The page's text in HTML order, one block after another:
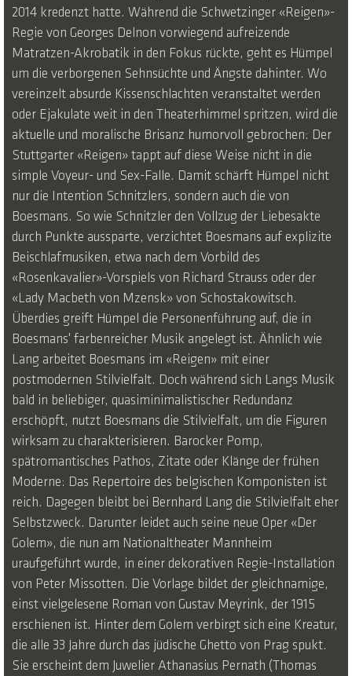
2014 kredenzt hatte. Während die Schwetzinger «Reigen»-
Regie von Georges Delnon vorwiegend aufreizende
Matratzen-Akrobatik in den Fokus rückte, geht es Hümpel
um die verborgenen Sehnsüchte und Ängste dahinter. Wo
vereinzelt absurde Kissenschlachten veranstaltet werden
oder Ejakulate weit in den Theaterhimmel spritzen, wird die
aktuelle und moralische Brisanz humorvoll gebrochen: Der
Stuttgarter «Reigen» tappt auf diese Weise nicht in die
simple Voyeur- und Sex-Falle. Damit schärft Hümpel nicht
nur die Intention Schnitzlers, sondern auch die von
Boesmans. So wie Schnitzler den Vollzug der Liebesakte
durch Punkte aussparte, verzichtet Boesmans auf explizite
Beischlafmusiken, etwa nach dem Vorbild des
«Rosenkavalier»-Vorspiels von Richard Strauss oder der
«Lady Macbeth von Mzensk» von Schostakowitsch.
Überdies greift Hümpel die Personenführung auf, die in
Boesmans' farbenreicher Musik angelegt ist. Ähnlich wie
Lang arbeitet Boesmans im «Reigen» mit einer
postmodernen Stilvielfalt. Doch während sich Langs Musik
bald in beliebiger, quasiminimalistischer Redundanz
erschöpft, nutzt Boesmans die Stilvielfalt, um die Figuren
wirksam zu charakterisieren. Barocker Pomp,
spätromantisches Pathos, Zitate oder Klänge der frühen
Moderne: Das Repertoire des belgischen Komponisten ist
reich. Dagegen bleibt bei Bernhard Lang die Stilvielfalt eher
Selbstzweck. Darunter leidet auch seine neue Oper «Der
Golem», die nun am Nationaltheater Mannheim
uraufgeführt wurde, in einer dekorativen Regie-Installation
von Peter Missotten. Die Vorlage bildet der gleichnamige,
einst vielgelesene Roman von Gustav Meyrink, der 1915
erschienen ist. Hinter dem Golem verbirgt sich eine Kreatur,
die alle 33 Jahre durch das jüdische Ghetto von Prag spukt.
Sie erscheint dem Juwelier Athanasius Pernath (Thomas